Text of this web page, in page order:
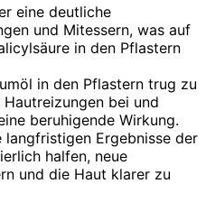
eine deutliche
und Mitessern, was auf
in den Pflastern
in den Pflastern trug zu
bei und
beruhigende Wirkung.
Ergebnisse der
halfen, neue
und die Haut klarer zu